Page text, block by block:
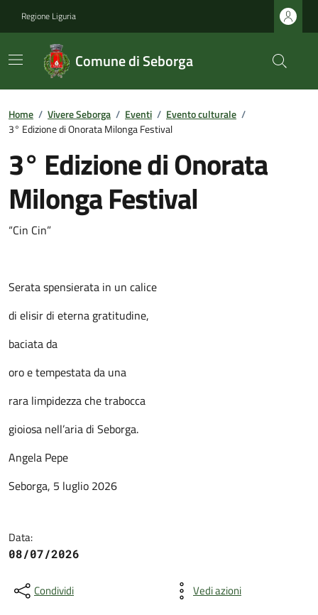
Regione Liguria
Comune di Seborga
Home / Vivere Seborga / Eventi / Evento culturale /
3° Edizione di Onorata Milonga Festival
3° Edizione di Onorata
Milonga Festival
“Cin Cin”
Serata spensierata in un calice
di elisir di eterna gratitudine,
baciata da
oro e tempestata da una
rara limpidezza che trabocca
gioiosa nell’aria di Seborga.
Angela Pepe
Seborga, 5 luglio 2026
Data:
08/07/2026
Condividi Vedi azioni